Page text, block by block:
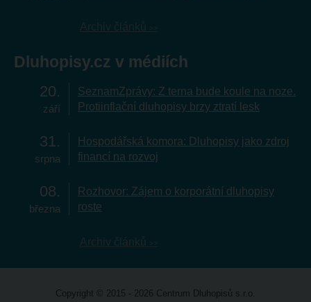
Dluhopisy.cz v médiích
20
září
SeznamZprávy: Z terna bude koule na noze.
Protiinflační dluhopisy brzy ztratí lesk
31
srpna
Hospodářská komora: Dluhopisy jako zdroj
financí na rozvoj
08
března
Rozhovor: Zájem o korporátní dluhopisy
roste
Copyright © 2015 - 2026 Centrum Dluhopisů s.r.o.